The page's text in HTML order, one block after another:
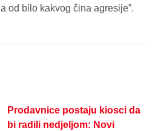
od bilo kakvog čina agresije”.
Prodavnice postaju kiosci da
bi radili nedjeljom: Novi